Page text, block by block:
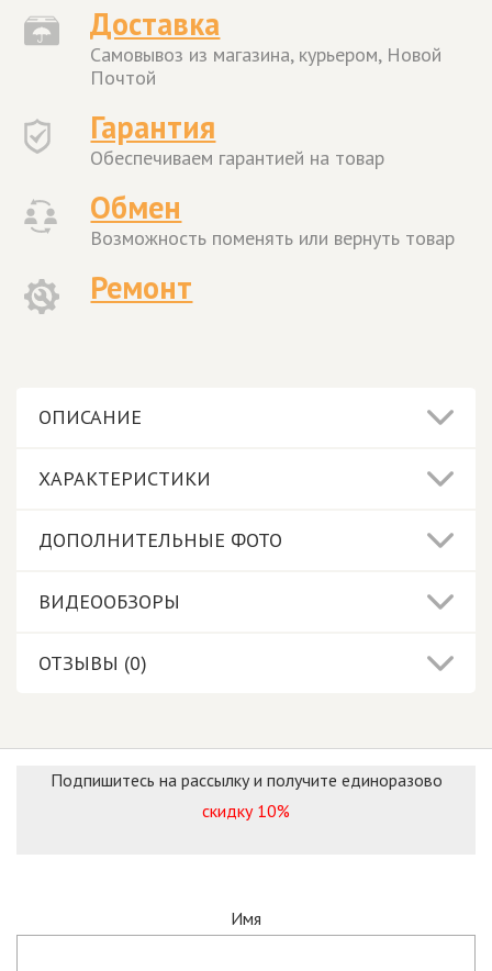
Доставка
Самовывоз из магазина, курьером, Новой
Почтой
Гарантия
Обеспечиваем гарантией на товар
Обмен
Возможность поменять или вернуть товар
Ремонт
ОПИСАНИЕ
ХАРАКТЕРИСТИКИ
ДОПОЛНИТЕЛЬНЫЕ ФОТО
ВИДЕООБЗОРЫ
ОТЗЫВЫ (0)
Подпишитесь на рассылку и получите единоразово
скидку 10%
Имя